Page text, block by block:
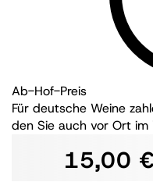
Ab-Hof-Preis
Für deutsche Weine
den Sie auch vor Ort im
15,00 €